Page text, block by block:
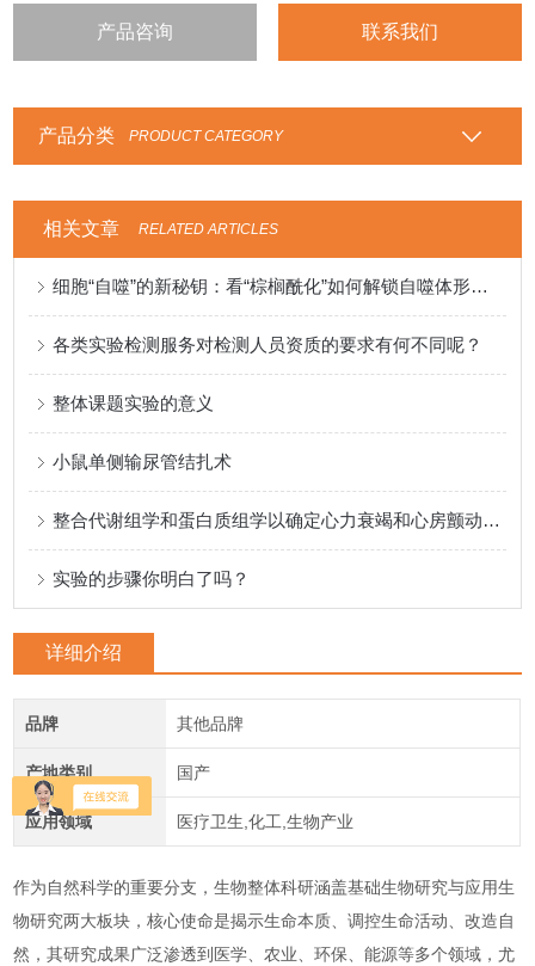
产品咨询 联系我们
产品分类 PRODUCT CATEGORY
相关文章 RELATED ARTICLES
细胞“自噬”的新秘钥：看“棕榈酰化”如何解锁自噬体形成的奥秘
各类实验检测服务对检测人员资质的要求有何不同呢？
整体课题实验的意义
小鼠单侧输尿管结扎术
整合代谢组学和蛋白质组学以确定心力衰竭和心房颤动的新型药物靶点
实验的步骤你明白了吗？
详细介绍
品牌 其他品牌
产地类别 国产
应用领域 医疗卫生,化工,生物产业
作为自然科学的重要分支，生物整体科研涵盖基础生物研究与应用生
物研究两大板块，核心使命是揭示生命本质、调控生命活动、改造自
然，其研究成果广泛渗透到医学、农业、环保、能源等多个领域，尤